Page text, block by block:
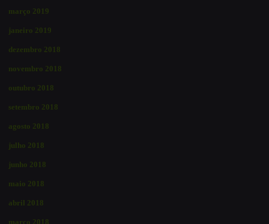
março 2019
janeiro 2019
dezembro 2018
novembro 2018
outubro 2018
setembro 2018
agosto 2018
julho 2018
junho 2018
maio 2018
abril 2018
março 2018